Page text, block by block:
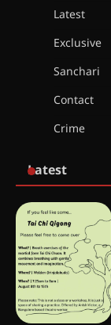
Latest
Exclusive
Sanchari
Contact
Crime
Latest